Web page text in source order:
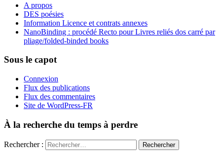
A propos
DES poésies
Information Licence et contrats annexes
NanoBinding : procédé Recto pour Livres reliés dos carré par
pliage/folded-binded books
Sous le capot
Connexion
Flux des publications
Flux des commentaires
Site de WordPress-FR
À la recherche du temps à perdre
Rechercher :